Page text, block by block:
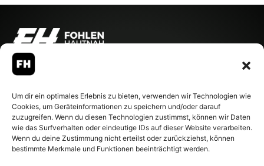
Um dir ein optimales Erlebnis zu bieten, verwenden wir Technologien wie
Cookies, um Geräteinformationen zu speichern und/oder darauf
zuzugreifen. Wenn du diesen Technologien zustimmst, können wir Daten
wie das Surfverhalten oder eindeutige IDs auf dieser Website verarbeiten.
Wenn du deine Zustimmung nicht erteilst oder zurückziehst, können
bestimmte Merkmale und Funktionen beeinträchtigt werden.
© 2007-2026 Fohlen-Hautnah.de
– Alle rechte vorbehalten.
offiziell eingetragenes Magazin
bei der Deutschen
Nationalbibliothek (ISSN 1868-
8233). Nachdruck und
Weiterverarbeitung, auch
auszugsweise, nur mit